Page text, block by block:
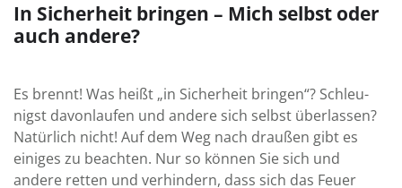
In Sicherheit bringen – Mich selbst oder
auch andere?
Es brennt! Was heißt „in Sicher­heit bringen“? Schleu­
nigst davon­laufen und andere sich selbst über­lassen?
Natür­lich nicht! Auf dem Weg nach draußen gibt es
einiges zu beachten. Nur so können Sie sich und
andere retten und ver­hindern, dass sich das Feuer